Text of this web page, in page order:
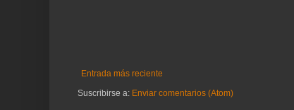
Entrada más reciente
Suscribirse a: Enviar comentarios (Atom)